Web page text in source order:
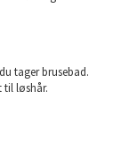
tager brusebad.
til løshår.